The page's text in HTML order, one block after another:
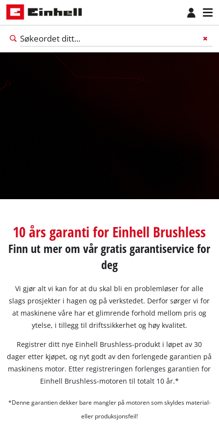
10 års garanti for Einhell Brushless
Finn ut mer om vår gratis garantiservice for
deg
Vi gjør alt vi kan for at du skal bli en problemløser for alle
slags prosjekter i hagen og på verkstedet. Derfor sørger vi for
at maskinene våre har et glimrende forhold mellom pris og
ytelse, i tillegg til driftssikkerhet og høy kvalitet.
Registrer ditt nye Einhell Brushless-produkt i løpet av 30
dager etter kjøpet, og nyt godt av den forlengede garantien på
maskinens motor. Etter registreringen forlenges garantien for
Einhell Brushless-motoren til totalt 10 år.*
*Denne garantien dekker bare mangler på motoren som skyldes material-
eller produksjonsfeil!